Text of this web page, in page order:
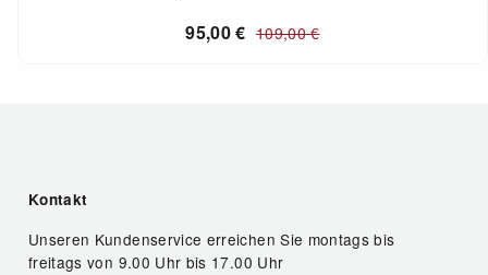
95,00€ 109,00€
Kontakt
Unseren Kundenservice erreichen Sie montags bis
freitags von 9.00 Uhr bis 17.00 Uhr